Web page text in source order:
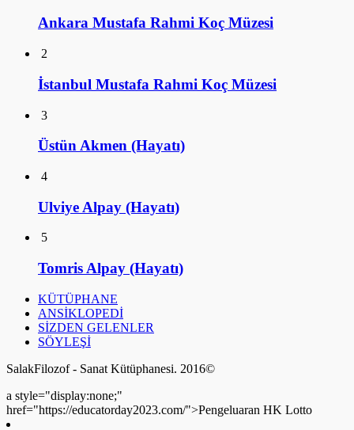
Ankara Mustafa Rahmi Koç Müzesi
2
İstanbul Mustafa Rahmi Koç Müzesi
3
Üstün Akmen (Hayatı)
4
Ulviye Alpay (Hayatı)
5
Tomris Alpay (Hayatı)
KÜTÜPHANE
ANSİKLOPEDİ
SİZDEN GELENLER
SÖYLEŞİ
SalakFilozof - Sanat Kütüphanesi. 2016©
a style="display:none;"
href="https://educatorday2023.com/">Pengeluaran HK Lotto